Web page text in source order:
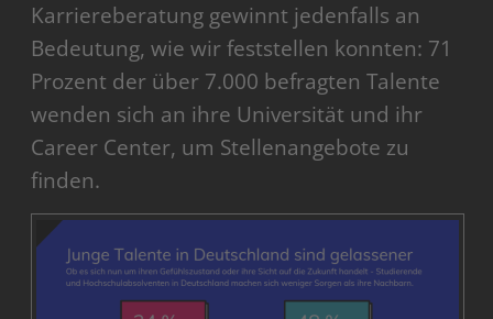
Karriereberatung gewinnt jedenfalls an
Bedeutung, wie wir feststellen konnten: 71
Prozent der über 7.000 befragten Talente
wenden sich an ihre Universität und ihr
Career Center, um Stellenangebote zu
finden.